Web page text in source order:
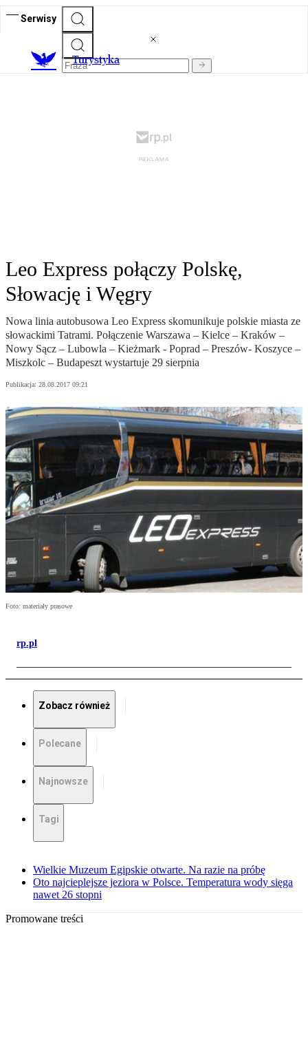
Serwisy
Turystyka
Leo Express połączy Polskę,
Słowację i Węgry
Nowa linia autobusowa Leo Express skomunikuje polskie miasta ze
słowackimi Tatrami. Połączenie Warszawa – Kielce – Kraków –
Nowy Sącz – Lubowla – Kieżmark - Poprad – Preszów- Koszyce –
Miszkolc – Budapeszt wystartuje 29 sierpnia
Publikacja: 28.08.2017 09:21
Foto: materiały prasowe
rp.pl
Zobacz również
Polecane
Najnowsze
Tagi
Wielkie Muzeum Egipskie otwarte. Na razie na próbę
Oto najcieplejsze jeziora w Polsce. Temperatura wody sięga
nawet 26 stopni
Promowane treści